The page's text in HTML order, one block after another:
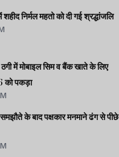
निर्मल महतो को दी गई श्रद्धांजलि
में मोबाइल सिम व बैंक खाते के लिए
को पकड़ा
के बाद पक्षकार मनमाने ढंग से पीछे